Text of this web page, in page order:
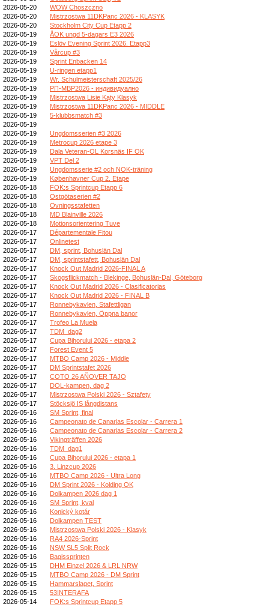
2026-05-20
WOW Choszczno
2026-05-20
Mistrzostwa 11DKPanc 2026 - KLASYK
2026-05-20
Stockholm City Cup Etapp 2
2026-05-19
ÅOK ungd 5-dagars E3 2026
2026-05-19
Eslöv Evening Sprint 2026. Etapp3
2026-05-19
Vårcup #3
2026-05-19
Sprint Enbacken 14
2026-05-19
U-ringen etapp1
2026-05-19
Wr. Schulmeisterschaft 2025/26
2026-05-19
РП-МВР2026 - индивидуално
2026-05-19
Mistrzostwa Lisie Kąty Klasyk
2026-05-19
Mistrzostwa 11DKPanc 2026 - MIDDLE
2026-05-19
5-klubbsmatch #3
2026-05-19
2026-05-19
Ungdomsserien #3 2026
2026-05-19
Metrocup 2026 etape 3
2026-05-19
Dala Veteran-OL Korsnäs IF OK
2026-05-19
VPT Del 2
2026-05-19
Ungdomsserie #2 och NOK-träning
2026-05-19
Københavner Cup 2. Etape
2026-05-18
FOK:s Sprintcup Etapp 6
2026-05-18
Östgötaserien #2
2026-05-18
Övningsstafetten
2026-05-18
MD Blainville 2026
2026-05-18
Motionsorientering Tuve
2026-05-17
Départementale Fitou
2026-05-17
Onlinetest
2026-05-17
DM, sprint, Bohuslän Dal
2026-05-17
DM, sprintstafett, Bohuslän Dal
2026-05-17
Knock Out Madrid 2026-FINAL A
2026-05-17
Skogsflickmatch - Blekinge, Bohuslän-Dal, Göteborg
2026-05-17
Knock Out Madrid 2026 - Clasificatorias
2026-05-17
Knock Out Madrid 2026 - FINAL B
2026-05-17
Ronnebykavlen, Stafettligan
2026-05-17
Ronnebykavlen, Öppna banor
2026-05-17
Trofeo La Muela
2026-05-17
TDM_dag2
2026-05-17
Cupa Bihorului 2026 - etapa 2
2026-05-17
Forest Event 5
2026-05-17
MTBO Camp 2026 - Middle
2026-05-17
DM Sprintstafet 2026
2026-05-17
COTO 26 AÑOVER TAJO
2026-05-17
DOL-kampen, dag 2
2026-05-17
Mistrzostwa Polski 2026 - Sztafety
2026-05-17
Stöcksjö IS långdistans
2026-05-16
SM Sprint, final
2026-05-16
Campeonato de Canarias Escolar - Carrera 1
2026-05-16
Campeonato de Canarias Escolar - Carrera 2
2026-05-16
Vikingträffen 2026
2026-05-16
TDM_dag1
2026-05-16
Cupa Bihorului 2026 - etapa 1
2026-05-16
3. Linzcup 2026
2026-05-16
MTBO Camp 2026 - Ultra Long
2026-05-16
DM Sprint 2026 - Kolding OK
2026-05-16
Dolkampen 2026 dag 1
2026-05-16
SM Sprint, kval
2026-05-16
Konický kotár
2026-05-16
Dolkampen TEST
2026-05-16
Mistrzostwa Polski 2026 - Klasyk
2026-05-16
RA4 2026-Sprint
2026-05-16
NSW SL5 Split Rock
2026-05-16
Bagissprinten
2026-05-15
DHM Einzel 2026 & LRL NRW
2026-05-15
MTBO Camp 2026 - DM Sprint
2026-05-15
Hammarslaget, Sprint
2026-05-15
53INTERAFA
2026-05-14
FOK:s Sprintcup Etapp 5